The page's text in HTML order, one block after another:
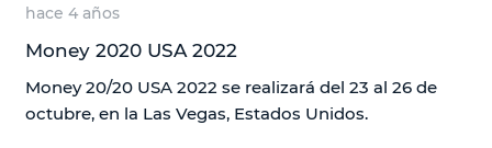
hace 4 años
Money 2020 USA 2022
Money 20/20 USA 2022 se realizará del 23 al 26 de
octubre, en la Las Vegas, Estados Unidos.